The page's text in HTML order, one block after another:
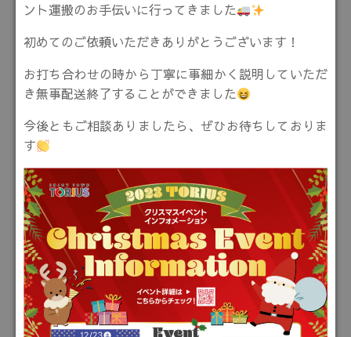
ント運搬のお手伝いに行ってきました
初めてのご依頼いただきありがとうございます！
お打ち合わせの時から丁寧に事細かく説明していただ
き無事配送終了することができました
今後ともご相談ありましたら、ぜひお待ちしておりま
す